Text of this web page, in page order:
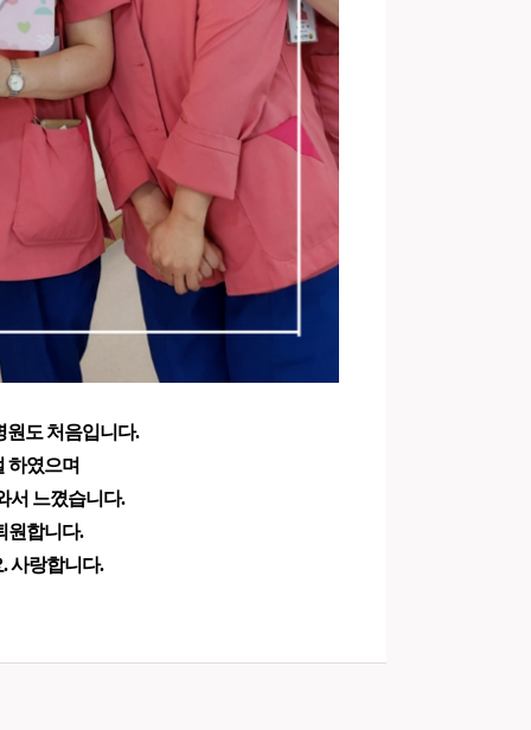
원도 처음입니다.
하였으며
서 느꼈습니다.
원합니다.
사랑합니다.